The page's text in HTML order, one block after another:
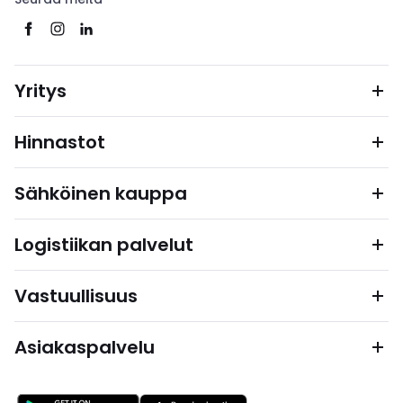
Yritys
Hinnastot
Sähköinen kauppa
Logistiikan palvelut
Vastuullisuus
Asiakaspalvelu